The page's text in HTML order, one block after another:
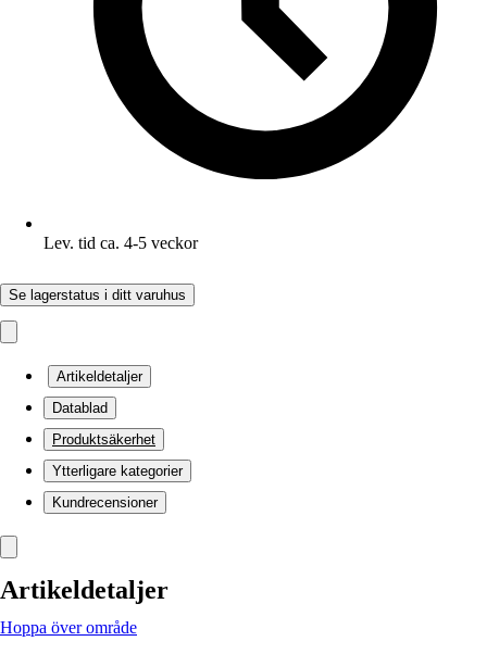
Lev. tid ca. 4-5 veckor
Se lagerstatus i ditt varuhus
Artikeldetaljer
Datablad
Produktsäkerhet
Ytterligare kategorier
Kundrecensioner
Artikeldetaljer
Hoppa över område